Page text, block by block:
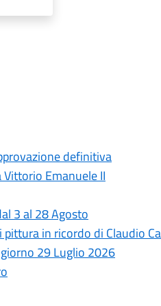
definitiva
Emanuele II
3 al 28 Agosto
in ricordo di Claudio
29 Luglio 2026